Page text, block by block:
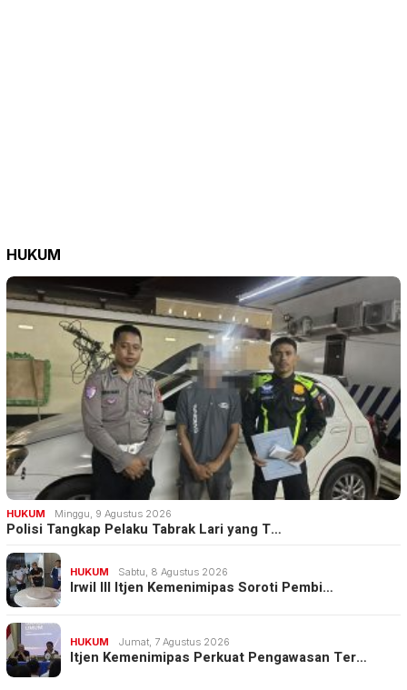
HUKUM
HUKUM Minggu, 9 Agustus 2026
Polisi Tangkap Pelaku Tabrak Lari yang T…
HUKUM Sabtu, 8 Agustus 2026
Irwil III Itjen Kemenimipas Soroti Pembi…
HUKUM Jumat, 7 Agustus 2026
Itjen Kemenimipas Perkuat Pengawasan Ter…